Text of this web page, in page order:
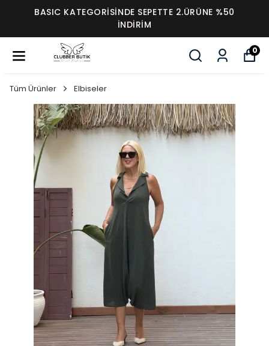
BASIC KATEGORİSİNDE SEPETTE 2.ÜRÜNE %50
İNDİRİM
0
Tüm Ürünler Elbiseler